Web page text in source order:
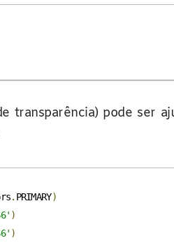
transparência) pode ser
. PRIMARY)
)
)